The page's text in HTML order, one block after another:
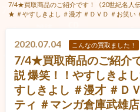
7/4★買取商品のご紹介です！《20世紀名人
★ ＃やすしきよし ＃漫才 ＃ＤＶＤ ＃お笑い
2020.07.04 こんなの買取ました！
7/4★買取商品のご紹介
説 爆笑！！やすしきよ
すしきよし ＃漫才 ＃Ｄ
ティ ＃マンガ倉庫武雄